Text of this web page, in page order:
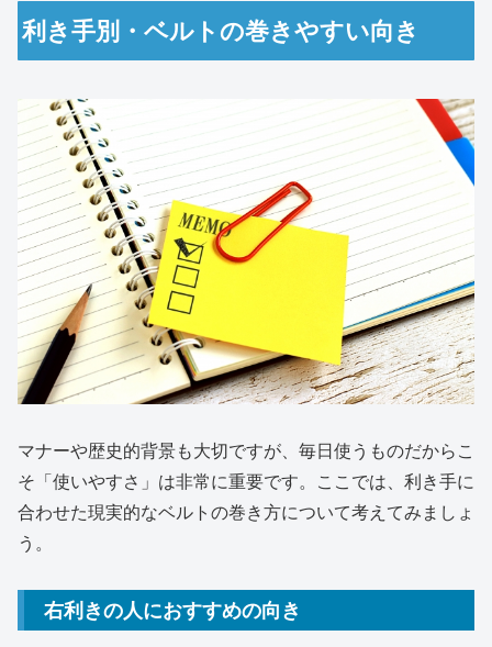
利き手別・ベルトの巻きやすい向き
マナーや歴史的背景も大切ですが、毎日使うものだからこ
そ「使いやすさ」は非常に重要です。ここでは、利き手に
合わせた現実的なベルトの巻き方について考えてみましょ
う。
右利きの人におすすめの向き